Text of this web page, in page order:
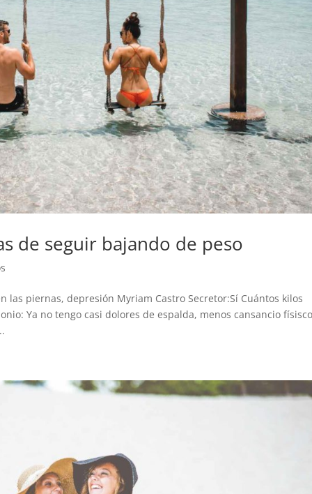
de seguir bajando de peso
las piernas, depresión Myriam Castro Secretor:Sí Cuántos kilos
Ya no tengo casi dolores de espalda, menos cansancio